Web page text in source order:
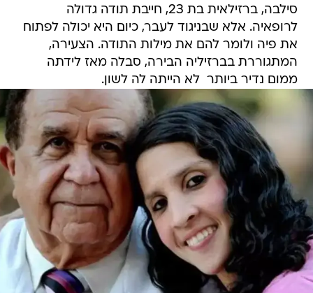
סילבה, ברזילאית בת 23, חייבת תודה גדולה
לרופאיה. אלא שבניגוד לעבר, כיום היא יכולה לפתוח
את פיה ולומר להם את מילות התודה. הצעירה,
המתגוררת בברזיליה הבירה, סבלה מאז לידתה
ממום נדיר ביותר  לא הייתה לה לשון.